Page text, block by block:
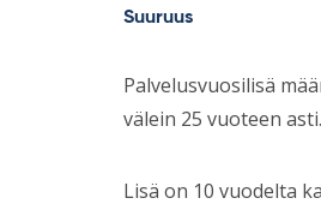
Suuruus
Palvelusvuosilisä
välein 25 vuoteen asti.
Lisä on 10 vuodelta